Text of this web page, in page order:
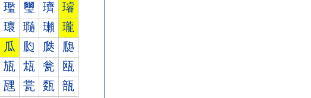
璼 璽 璾 璿
瓌 瓍 瓎 瓏
瓜 瓝 瓞 瓟
瓬 瓭 瓮 瓯
瓼 瓽 瓾 瓿